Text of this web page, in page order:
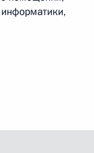
информатики,